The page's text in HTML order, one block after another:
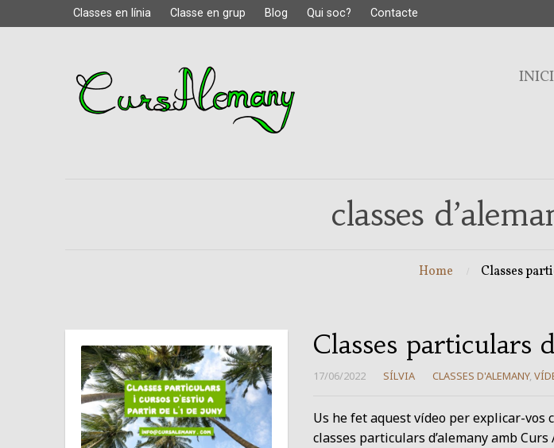
Classes en línia Classe en grup Blog Qui soc? Contacte
INICI
classes
Home Classes
Classes particulars
17/06/2022 SÍLVIA CLASSES D'ALEMANY,
Us he fet aquest vídeo per explicar-vos
classes particulars d’alemany amb Curs